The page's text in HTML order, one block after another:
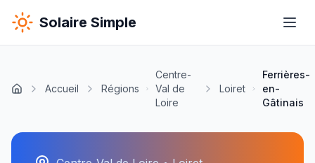
Solaire Simple
Accueil Régions
Centre-
Val de
Loire
Loiret
Ferrières-
en-
Gâtinais